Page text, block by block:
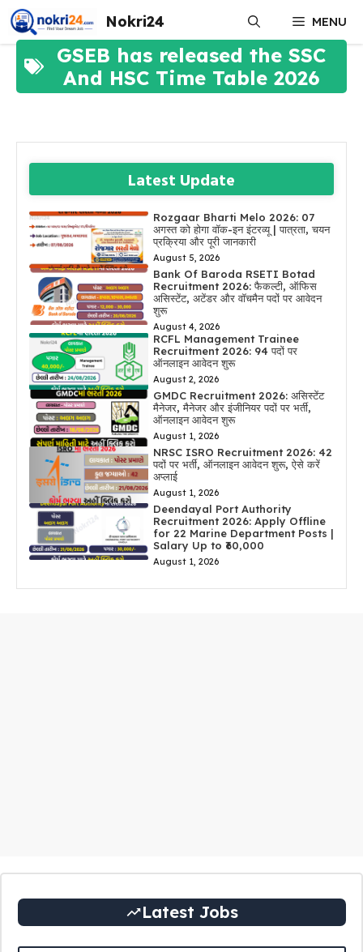
Skip
to
content
Nokri24 MENU
GSEB has released the SSC
And HSC Time Table 2026
Latest Update
Rozgaar Bharti Melo 2026: 07
अगस्त को होगा वॉक-इन इंटरव्यू | पात्रता, चयन
प्रक्रिया और पूरी जानकारी
August 5, 2026
Bank Of Baroda RSETI Botad
Recruitment 2026: फैकल्टी, ऑफिस
असिस्टेंट, अटेंडर और वॉचमैन पदों पर आवेदन
शुरू
August 4, 2026
RCFL Management Trainee
Recruitment 2026: 94 पदों पर
ऑनलाइन आवेदन शुरू
August 2, 2026
GMDC Recruitment 2026: असिस्टेंट
मैनेजर, मैनेजर और इंजीनियर पदों पर भर्ती,
ऑनलाइन आवेदन शुरू
August 1, 2026
NRSC ISRO Recruitment 2026: 42
पदों पर भर्ती, ऑनलाइन आवेदन शुरू, ऐसे करें
अप्लाई
August 1, 2026
Deendayal Port Authority
Recruitment 2026: Apply Offline
for 22 Marine Department Posts |
Salary Up to ₹60,000
August 1, 2026
Latest Jobs